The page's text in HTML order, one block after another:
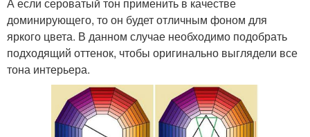
А если сероватый тон применить в качестве
доминирующего, то он будет отличным фоном для
яркого цвета. В данном случае необходимо подобрать
подходящий оттенок, чтобы оригинально выглядели все
тона интерьера.